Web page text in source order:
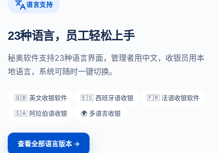
语言支持
23种语言，员工轻松上手
秘奥软件支持23种语言界面，管理者用中文，收银员用本
地语言，系统可随时一键切换。
🇬🇧 英文收银软件 🇪🇸 西班牙语收银
🇫🇷 法语收银软件
🇸🇦 阿拉伯语收银
🌍 多语言收银
查看全部语言版本 →